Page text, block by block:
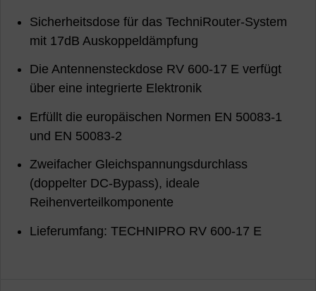
Sicherheitsdose für das TechniRouter-System
mit 17dB Auskoppeldämpfung
Die Antennensteckdose RV 600-17 E verfügt
über eine integrierte Elektronik
Erfüllt die europäischen Normen EN 50083-1
und EN 50083-2
Zweifacher Gleichspannungsdurchlass
(doppelter DC-Bypass), ideale
Reihenverteilkomponente
Lieferumfang: TECHNIPRO RV 600-17 E